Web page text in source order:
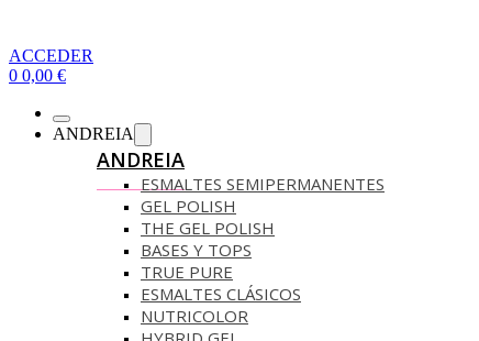
ACCEDER
0 0,00 €
ANDREIA
ANDREIA
ESMALTES SEMIPERMANENTES
GEL POLISH
THE GEL POLISH
BASES Y‎ TOPS
TRUE PURE
ESMALTES CLÁSICOS
NUTRICOLOR